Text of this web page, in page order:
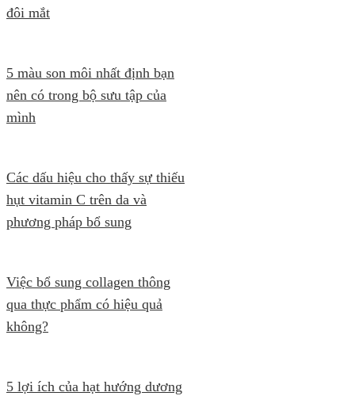
đôi mắt
5 màu son môi nhất định bạn
nên có trong bộ sưu tập của
mình
Các dấu hiệu cho thấy sự thiếu
hụt vitamin C trên da và
phương pháp bổ sung
Việc bổ sung collagen thông
qua thực phẩm có hiệu quả
không?
5 lợi ích của hạt hướng dương